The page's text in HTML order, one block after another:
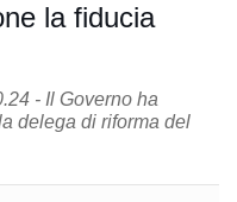
la fiducia
- Il Governo ha
delega di riforma del